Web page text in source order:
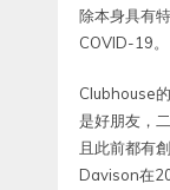
除本身具有
COVID-19。
Clubhouse
是好朋友，
且此前都有
Davison在